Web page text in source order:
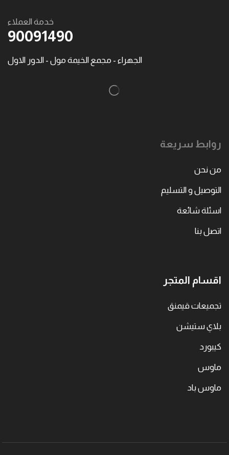
خدمة العملاء
90091490
الجهراء - مجمع الخيمة مول - الدور الاول
روابط سريعة
من نحن
التوصيل و التسليم
اسئلة شائعة
اتصل بنا
اقسام المتجر
تجميعات قيمنق
بلاي ستيشن
كيبورد
ماوس
ماوس باد